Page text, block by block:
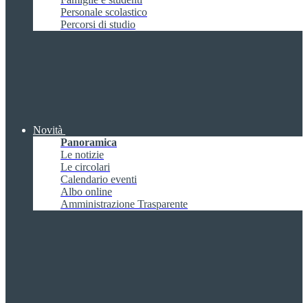
Personale scolastico
Percorsi di studio
Novità
Panoramica
Le notizie
Le circolari
Calendario eventi
Albo online
Amministrazione Trasparente